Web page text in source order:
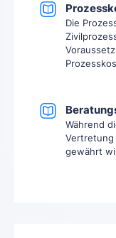
Die
Während
Vertretung
gewährt